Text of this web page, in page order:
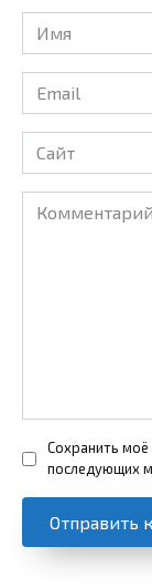
Имя
*
Email
*
Сайт
Комментарий
Сохранить моё
последующих